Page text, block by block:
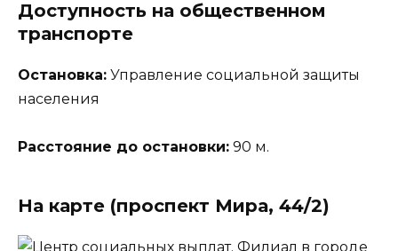
Доступность на общественном
транспорте
Остановка: Управление социальной защиты
населения
Расстояние до остановки: 90 м.
На карте (проспект Мира, 44/2)